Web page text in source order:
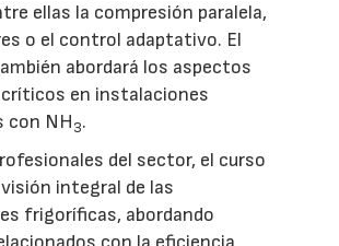
ellas la compresión paralela,
o el control adaptativo. El
abordará los aspectos
en instalaciones
con NH3.
del sector, el curso
integral de las
frigoríficas, abordando